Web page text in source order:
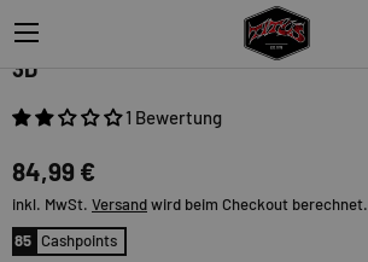
Menü
Magenta
3D
1 Bewertung
84,99 €
inkl. MwSt. Versandwird beim Checkout berechnet.
85 Cashpoints